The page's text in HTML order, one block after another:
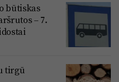
būtiskas
– 7.
tirgū